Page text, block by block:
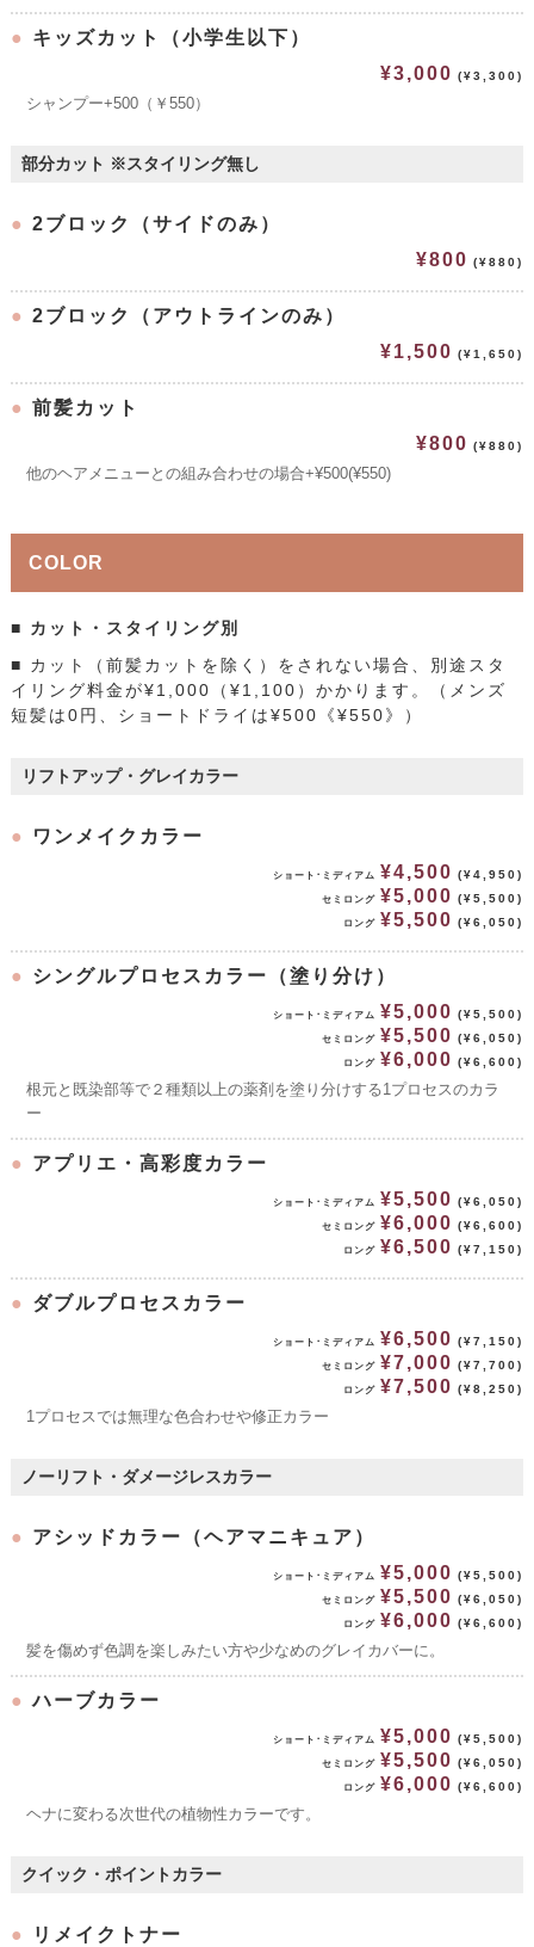
● キッズカット（小学生以下）
¥3,000 (¥3,300)
シャンプー+500（￥550）
部分カット ※スタイリング無し
● 2ブロック（サイドのみ）
¥800 (¥880)
● 2ブロック（アウトラインのみ）
¥1,500 (¥1,650)
● 前髪カット
¥800 (¥880)
他のヘアメニューとの組み合わせの場合+¥500(¥550)
COLOR
■ カット・スタイリング別
■ カット（前髪カットを除く）をされない場合、別途スタ
イリング料金が¥1,000（¥1,100）かかります。（メンズ
短髪は0円、ショートドライは¥500《¥550》）
リフトアップ・グレイカラー
● ワンメイクカラー
ショート･ミディアム ¥4,500 (¥4,950)
セミロング ¥5,000 (¥5,500)
ロング ¥5,500 (¥6,050)
● シングルプロセスカラー（塗り分け）
ショート･ミディアム ¥5,000 (¥5,500)
セミロング ¥5,500 (¥6,050)
ロング ¥6,000 (¥6,600)
根元と既染部等で２種類以上の薬剤を塗り分けする1プロセスのカラ
ー
● アプリエ・高彩度カラー
ショート･ミディアム ¥5,500 (¥6,050)
セミロング ¥6,000 (¥6,600)
ロング ¥6,500 (¥7,150)
● ダブルプロセスカラー
ショート･ミディアム ¥6,500 (¥7,150)
セミロング ¥7,000 (¥7,700)
ロング ¥7,500 (¥8,250)
1プロセスでは無理な色合わせや修正カラー
ノーリフト・ダメージレスカラー
● アシッドカラー（ヘアマニキュア）
ショート･ミディアム ¥5,000 (¥5,500)
セミロング ¥5,500 (¥6,050)
ロング ¥6,000 (¥6,600)
髪を傷めず色調を楽しみたい方や少なめのグレイカバーに。
●ハーブカラー
ショート･ミディアム ¥5,000 (¥5,500)
セミロング ¥5,500 (¥6,050)
ロング ¥6,000 (¥6,600)
ヘナに変わる次世代の植物性カラーです。
クイック・ポイントカラー
● リメイクトナー